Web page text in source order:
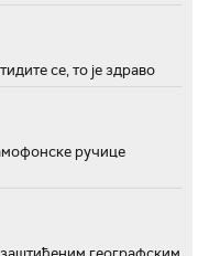
се, то је здраво
ручице